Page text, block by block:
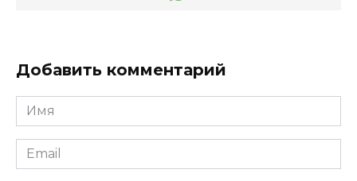
Добавить комментарий
Имя
*
Email
*